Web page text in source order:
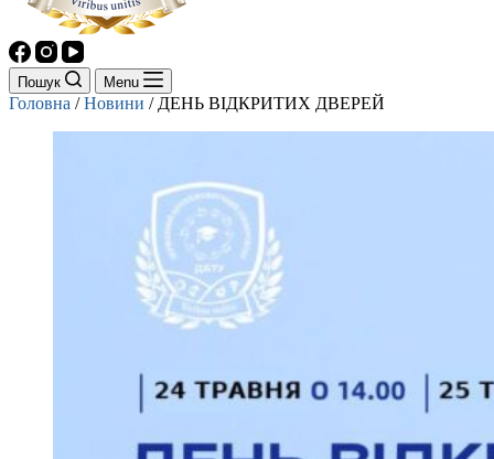
Пошук Menu
Головна /Новини / ДЕНЬ ВІДКРИТИХ ДВЕРЕЙ